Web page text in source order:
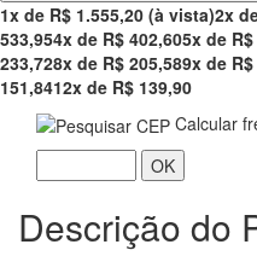
1x de R$ 1.555,20 (à vista)2x
533,954x de R$ 402,605x de
233,728x de R$ 205,589x de
151,8412x de R$ 139,90
Calcular
OK
Descrição do